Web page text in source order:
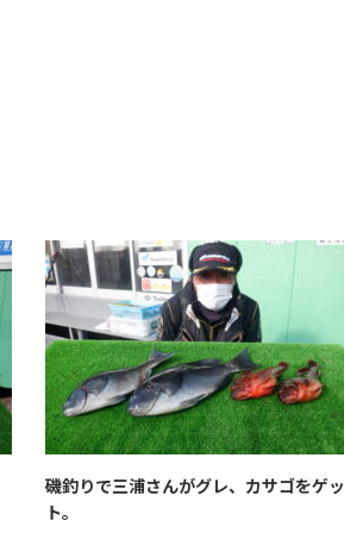
磯釣りで三浦さんがグレ、カサゴをゲッ
ト。